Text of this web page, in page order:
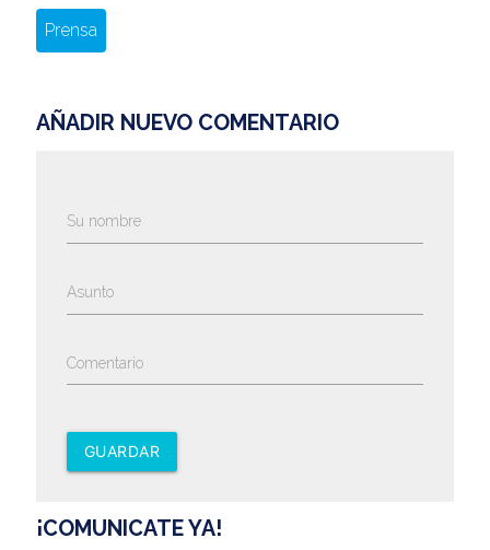
Prensa
AÑADIR NUEVO COMENTARIO
Su nombre
Asunto
Comentario
GUARDAR
¡COMUNICATE YA!